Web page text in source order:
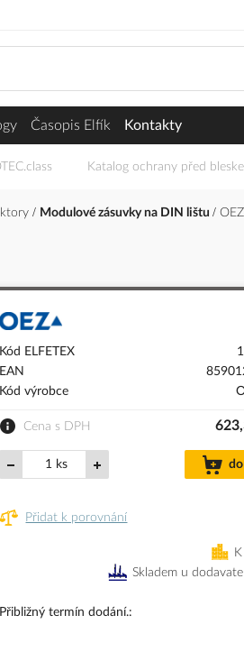
Časopis Elfík Kontakty
Katalog ochrany před
Modulové zásuvky na DIN lištu
Kód ELFETEX
EAN
Kód výrobce
Cena s DPH
ks
Přidat k porovnání
Přibližný termín dodání.
Skladem u